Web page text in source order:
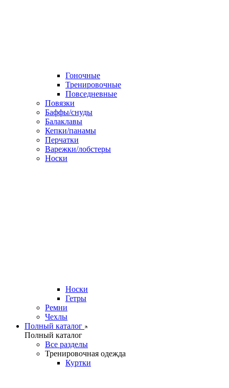
Гоночные
Тренировочные
Повседневные
Повязки
Баффы/снуды
Балаклавы
Кепки/панамы
Перчатки
Варежки/лобстеры
Носки
Носки
Гетры
Ремни
Чехлы
Полный каталог
Полный каталог
Все разделы
Тренировочная одежда
Куртки